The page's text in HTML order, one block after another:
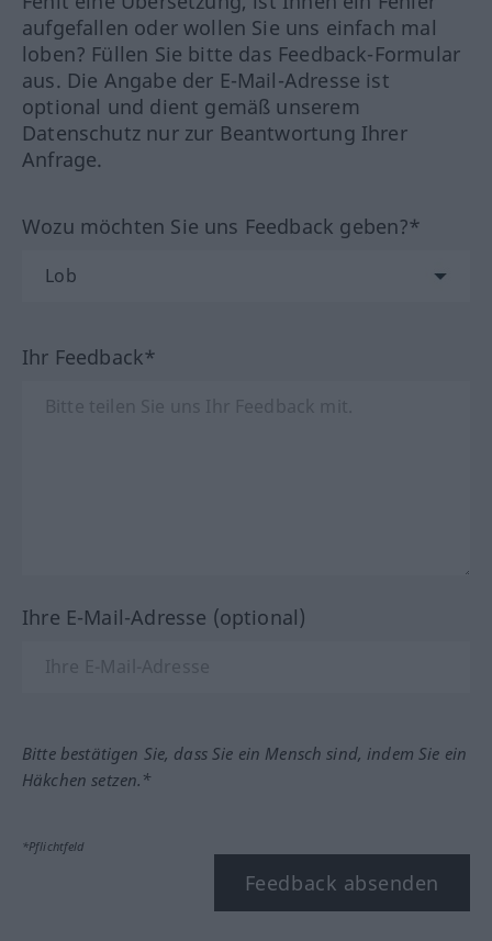
aufgefallen oder wollen Sie uns einfach mal
loben? Füllen Sie bitte das Feedback-Formular
aus. Die Angabe der E-Mail-Adresse ist
optional und dient gemäß unserem
Datenschutz nur zur Beantwortung Ihrer
Anfrage.
Wozu möchten Sie uns Feedback geben?*
Ihr Feedback*
Ihre E-Mail-Adresse (optional)
Bitte bestätigen Sie, dass Sie ein Mensch sind, indem Sie ein
Häkchen setzen.*
*Pflichtfeld
Feedback absenden